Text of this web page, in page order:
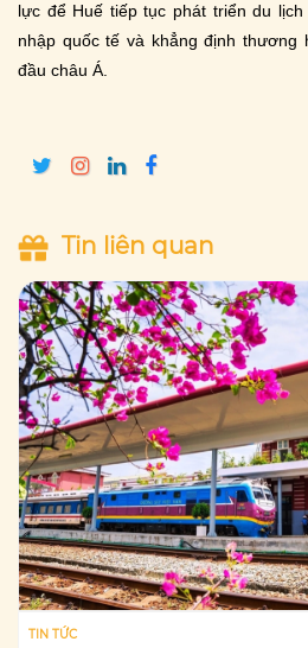
lực để Huế tiếp tục phát triển du
nhập quốc tế và khẳng định thương
đầu châu Á.
Tin liên quan
TIN TỨC